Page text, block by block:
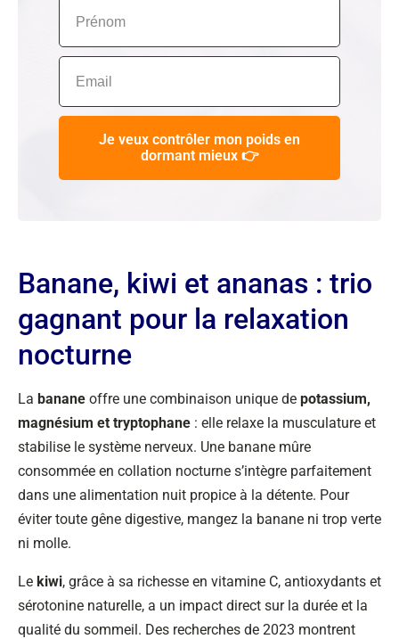
Je veux contrôler mon poids en
dormant mieux 👉
Banane, kiwi et ananas : trio
gagnant pour la relaxation
nocturne
La banane offre une combinaison unique de potassium,
magnésium et tryptophane : elle relaxe la musculature et
stabilise le système nerveux. Une banane mûre
consommée en collation nocturne s’intègre parfaitement
dans une alimentation nuit propice à la détente. Pour
éviter toute gêne digestive, mangez la banane ni trop verte
ni molle.
Le kiwi, grâce à sa richesse en vitamine C, antioxydants et
sérotonine naturelle, a un impact direct sur la durée et la
qualité du sommeil. Des recherches de 2023 montrent